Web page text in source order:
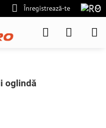
Înregistrează-te
oglindă